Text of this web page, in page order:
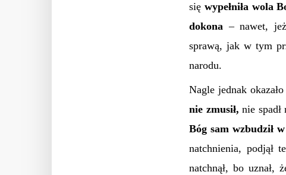
się wypełniła wola
dokona– nawet,
sprawą, jak w tym
narodu.
Nagle jednak
nie zmusił, nie
Bóg sam wzbudził
natchnienia, podjął
natchnął, bo uznał,